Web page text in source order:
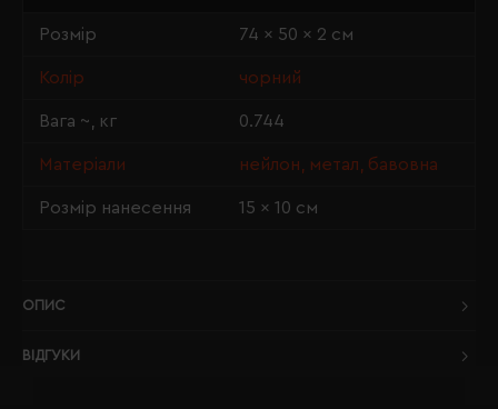
Розмір 74 x 50 x 2 см
Колір чорний
Вага ~, кг 0.744
Матеріали нейлон, метал, бавовна
Розмір нанесення 15 × 10 см
ОПИС
ВІДГУКИ